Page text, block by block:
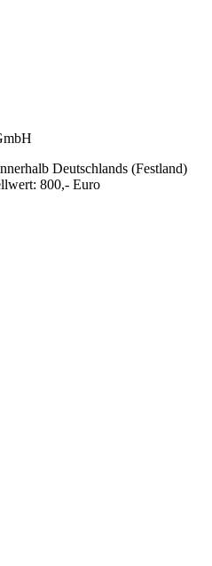
Deutschlands (Festland)
800,- Euro